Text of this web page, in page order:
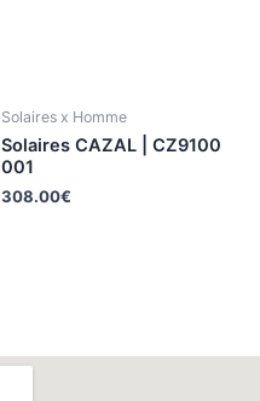
Solaires x Homme
Solaires CAZAL | CZ9100
001
308.00€